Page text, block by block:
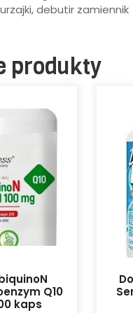
debutir zamiennik
produkty
Q10
kaps